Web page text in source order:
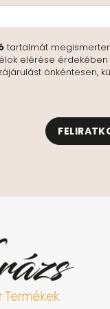
tartalmát
elérése érdekében
önkéntesen,